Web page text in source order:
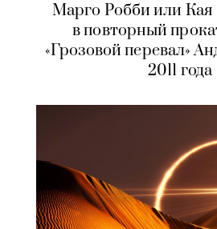
Марго Робби или Кая
в повторный
«Грозовой перевал»
2011 года